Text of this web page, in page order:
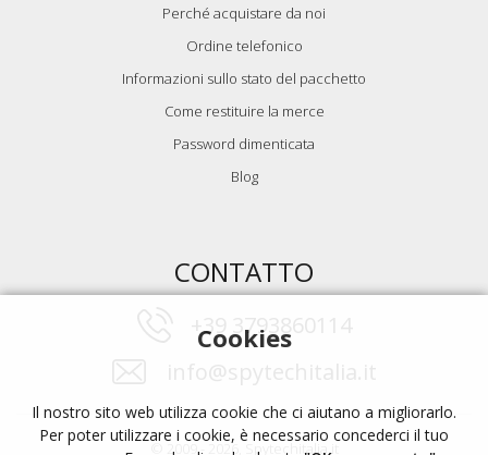
Perché acquistare da noi
Ordine telefonico
Informazioni sullo stato del pacchetto
Come restituire la merce
Password dimenticata
Blog
CONTATTO
+39 3793860114
© 2009 - 2026, Spytechitalia.it
Cookies
Il nostro sito web utilizza cookie che ci aiutano a migliorarlo.
Per poter utilizzare i cookie, è necessario concederci il tuo